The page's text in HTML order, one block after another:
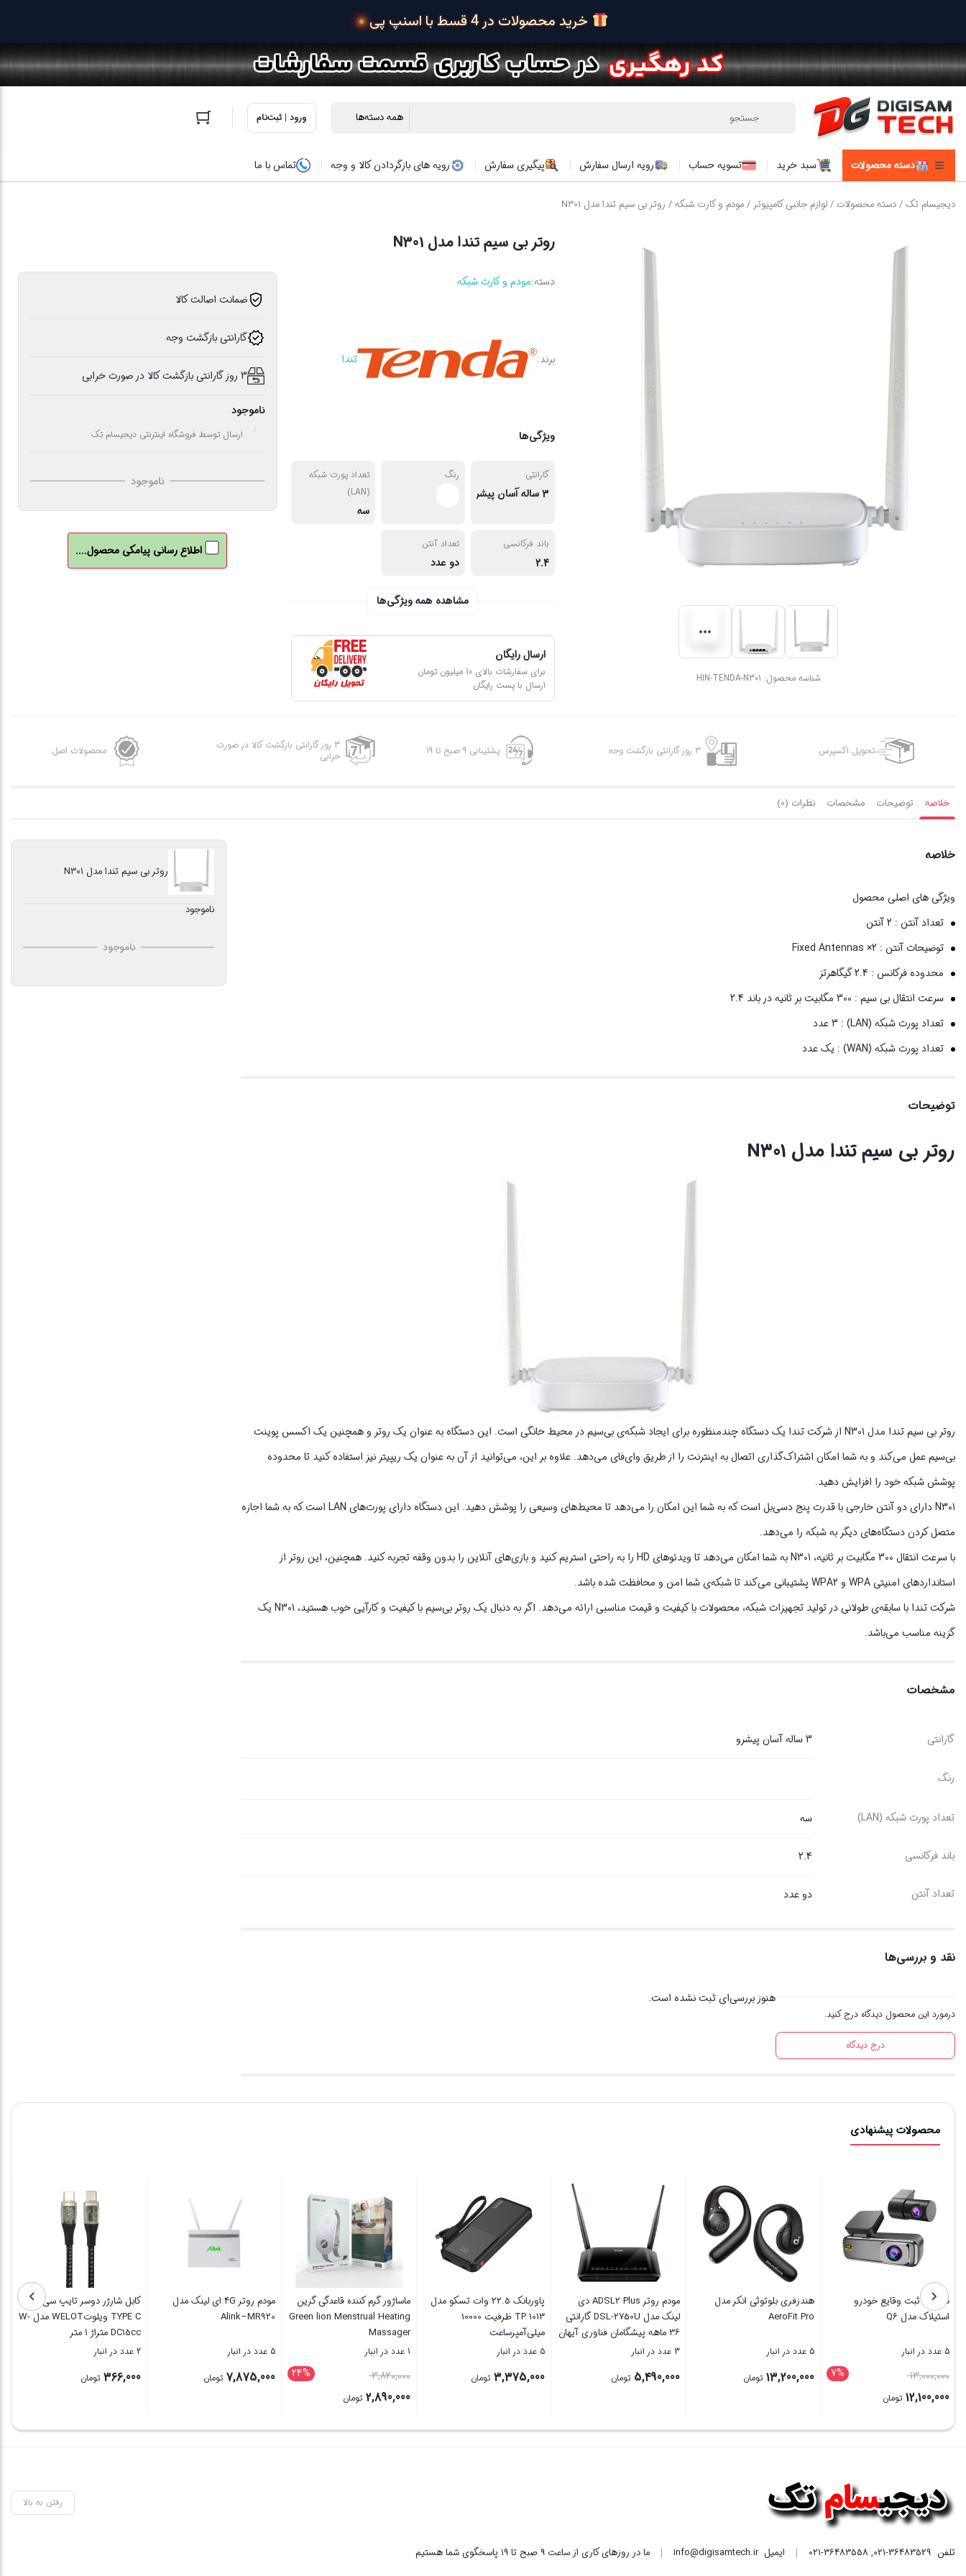
ورود | ثبت‌نام
دسته محصولات سبد خرید تسویه حساب رویه ارسال سفارش پیگیری سفارش رویه های بازگردادن کالا و وجه تماس با ما
دیجیسام تک/دسته محصولات /لوازم جانبی کامپیوتر /مودم و کارت شبکه/ روتر بی‌ سیم تندا مدل N301
شناسه محصول: HIN-TENDA-N301
روتر بی‌ سیم تندا مدل N301
دسته:مودم و کارت شبکه
برند: تندا
ویژگی‌ها
گارانتی
3 ساله آسان پیشرو
رنگ
تعداد پورت شبکه
(LAN)
سه
باند فرکانسی
2.4
تعداد آنتن
دو عدد
مشاهده همه ویژگی‌ها
ارسال رایگان
برای سفارشات بالای 10 میلیون تومان
ارسال با پست رایگان
ضمانت اصالت کالا
گارانتی بازگشت وجه
3 روز گارانتی بازگشت کالا در صورت خرابی
ناموجود
ارسال توسط فروشگاه اینترنتی دیجیسام تِک
ناموجود
اطلاع رسانی پیامکی محصول....
تحویل اکسپرس 3 روز گارانتی بازگشت وجه پشتیبانی 9 صبح تا 19
3 روز گارانتی بازگشت کالا در صورت
خرابی
محصولات اصل
خلاصه توضیحات مشخصات نظرات (0)
خلاصه
ویژگی های اصلی محصول
تعداد آنتن : 2 آنتن
توضیحات آنتن : 2× Fixed Antennas
محدوده فرکانس : 2.4 گیگاهرتز
سرعت انتقال بی سیم : 300 مگابیت بر ثانیه در باند 2.4
تعداد پورت شبکه (LAN)
: 3 عدد
تعداد پورت شبکه (WAN)
: یک عدد
توضیحات
روتر بی‌ سیم تندا مدل N301
روتر بی‌ سیم تندا مدل N301 از شرکت تندا یک دستگاه چندمنظوره برای ایجاد شبکه‌ی بی‌سیم در محیط خانگی است. این دستگاه به عنوان یک روتر و همچنین یک اکسس پوینت
بی‌سیم عمل می‌کند و به شما امکان اشتراک‌گذاری اتصال به اینترنت را از طریق وای‌فای می‌دهد. علاوه بر این، می‌توانید از آن به عنوان یک ریپیتر نیز استفاده کنید تا محدوده
پوشش شبکه خود را افزایش دهید.
N301 دارای دو آنتن خارجی با قدرت پنج دسی‌بل است که به شما این امکان را می‌دهد تا محیط‌های وسیعی را پوشش دهید. این دستگاه دارای پورت‌های LAN است که به شما اجازه
متصل کردن دستگاه‌های دیگر به شبکه را می‌دهد.
با سرعت انتقال 300 مگابیت بر ثانیه، N301 به شما امکان می‌دهد تا ویدئوهای HD را به راحتی استریم کنید و بازی‌های آنلاین را بدون وقفه تجربه کنید. همچنین، این روتر از
استانداردهای امنیتی WPA و WPA2 پشتیبانی می‌کند تا شبکه‌ی شما امن و محافظت شده باشد.
شرکت تندا با سابقه‌ی طولانی در تولید تجهیزات شبکه، محصولات با کیفیت و قیمت مناسبی ارائه می‌دهد. اگر به دنبال یک روتر بی‌سیم با کیفیت و کارآیی خوب هستید، N301 یک
گزینه مناسب می‌باشد.
مشخصات
گارانتی 3 ساله آسان پیشرو
رنگ
تعداد پورت شبکه (LAN) سه
باند فرکانسی 2.4
تعداد آنتن دو عدد
نقد و بررسی‌ها
درمورد این محصول دیدگاه درج کنید.
درج دیدگاه
هنوز بررسی‌ای ثبت نشده است.
روتر بی‌ سیم تندا مدل N301
ناموجود
ناموجود
محصولات پیشنهادی
دوربین ثبت وقایع خودرو
استیلاک مدل Q6
5 عدد در انبار
7% 13,000,000قیمت
اصلی
بود.
12,100,000 تومان
بستن
هندزفری بلوتوثی انکر مدل
AeroFit Pro
5 عدد در انبار
13,200,000 تومان
بستن
مودم روتر ADSL2 Plus دی
لینک مدل DSL-2750U گارانتی
36 ماهه پیشگامان فناوری آیهان
گستر
3 عدد در انبار
5,490,000 تومان
بستن
پاوربانک 22.5 وات تسکو مدل
TP 1013 ظرفیت 10000
میلی‌آمپرساعت
5 عدد در انبار
3,375,000 تومان
بستن
ماساژور گرم کننده قاعدگی گرین
Green lion Menstrual Heating
Massager
1 عدد در انبار
24% 3,820,000قیمت
اصلی
بود.
2,890,000 تومان
بستن
مودم روتر 4G ای لینک مدل
Alink–MR920
5 عدد در انبار
7,875,000 تومان
بستن
کابل شارژر دوسر تایپ سی
TYPE C ویلوتWELOT مدل W-
DC15cc متراژ 1 متر
2 عدد در انبار
366,000 تومان
بستن
خرید محصولات در 4 قسط با اسنپ پی
رفتن به بالا
تلفن 021-36483529
,
021-36483558 ایمیلinfo@digisamtech.ir ما در روزهای کاری از ساعت ۹ صبح تا ۱۹ پاسخگوی شما هستیم